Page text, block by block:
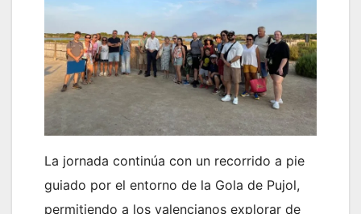
La jornada continúa con un recorrido a pie
guiado por el entorno de la Gola de Pujol,
permitiendo a los valencianos explorar de